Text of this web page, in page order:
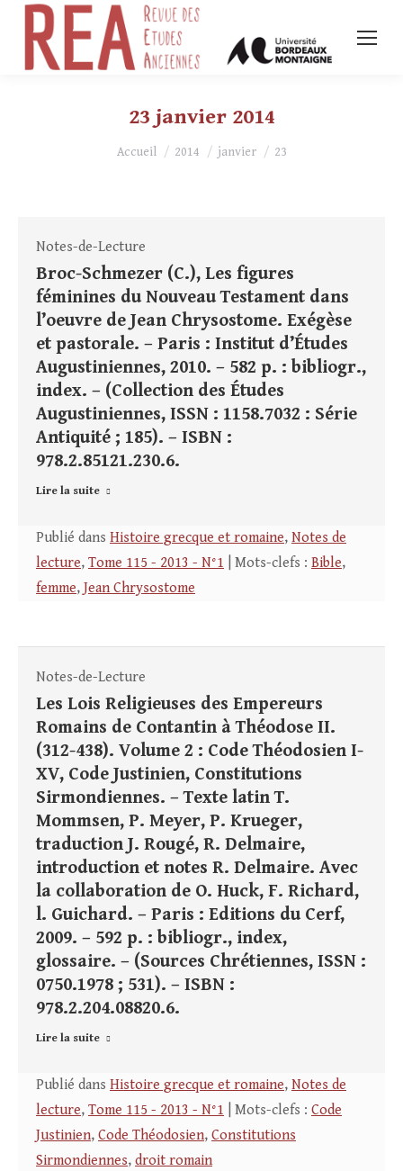
23 janvier 2014
Vous êtes ici :
Accueil 2014 janvier 23
Notes-de-Lecture
Broc-Schmezer (C.), Les figures
féminines du Nouveau Testament dans
l’oeuvre de Jean Chrysostome. Exégèse
et pastorale. – Paris : Institut d’Études
Augustiniennes, 2010. – 582 p. : bibliogr.,
index. – (Collection des Études
Augustiniennes, ISSN : 1158.7032 : Série
Antiquité ; 185). – ISBN :
978.2.85121.230.6.
Lire la suite
Publié dans Histoire grecque et romaine, Notes de
lecture, Tome 115 - 2013 - N°1 | Mots-clefs : Bible,
femme, Jean Chrysostome
Notes-de-Lecture
Les Lois Religieuses des Empereurs
Romains de Contantin à Théodose II.
(312-438). Volume 2 : Code Théodosien I-
XV, Code Justinien, Constitutions
Sirmondiennes. – Texte latin T.
Mommsen, P. Meyer, P. Krueger,
traduction J. Rougé, R. Delmaire,
introduction et notes R. Delmaire. Avec
la collaboration de O. Huck, F. Richard,
l. Guichard. – Paris : Editions du Cerf,
2009. – 592 p. : bibliogr., index,
glossaire. – (Sources Chrétiennes, ISSN :
0750.1978 ; 531). – ISBN :
978.2.204.08820.6.
Lire la suite
Publié dans Histoire grecque et romaine, Notes de
lecture, Tome 115 - 2013 - N°1 | Mots-clefs : Code
Justinien, Code Théodosien, Constitutions
Sirmondiennes, droit romain